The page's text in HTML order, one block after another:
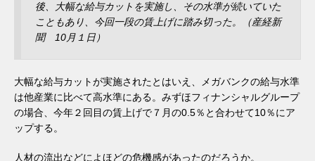
後、大幅な給与カットを実施し、その水準が続いていた
こともあり、今回一段の賃上げに踏み切った。（産経新
聞 10月１日）
大幅な給与カットが実施されたとはいえ、メガバンクの給与水準
は他産業に比べて高水準にある。みずほフィナンシャルグループ
の場合、今年２回目の賃上げで７月の0.5％と合わせて10％にア
ップする。
人材の流出などによほどの危機感があったのだろうか。